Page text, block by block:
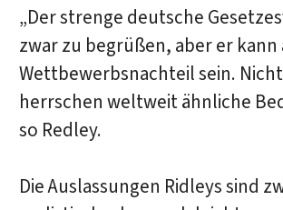
„Der strenge deutsche
zwar zu begrüßen, aber er kann
Wettbewerbsnachteil sein.
herrschen weltweit ähnliche
so Redley.
Die Auslassungen Ridleys sind